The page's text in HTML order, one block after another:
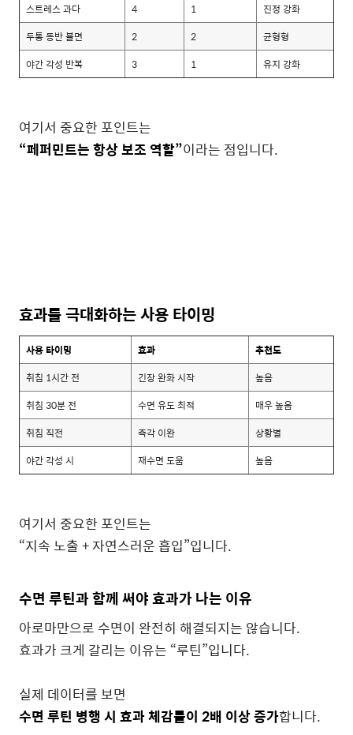
스트레스 과다
4 1
진정 강화
두통 동반 불면
2 2
균형형
야간 각성 반복
3 1 유지 강화
여기서 중요한 포인트는
“페퍼민트는 항상 보조 역할”이라는 점입니다.
효과를 극대화하는 사용 타이밍
사용 타이밍 효과
추천도
취침 1시간 전
긴장 완화 시작
높음
취침 30분 전
수면 유도 최적
매우 높음
취침 직전
즉각 이완
상황별
야간 각성 시
재수면 도움 높음
여기서 중요한 포인트는
“지속 노출 + 자연스러운 흡입”입니다.
수면 루틴과 함께 써야 효과가 나는 이유
아로마만으로 수면이 완전히 해결되지는 않습니다.
효과가 크게 갈리는 이유는 “루틴”입니다.
실제 데이터를 보면
수면 루틴 병행 시 효과 체감률이 2배 이상 증가합니다.